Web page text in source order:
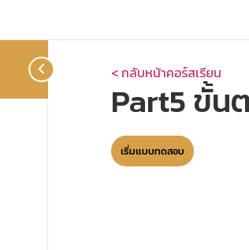
< กลับหน้าคอร์สเรียน
Part5 ขั้น